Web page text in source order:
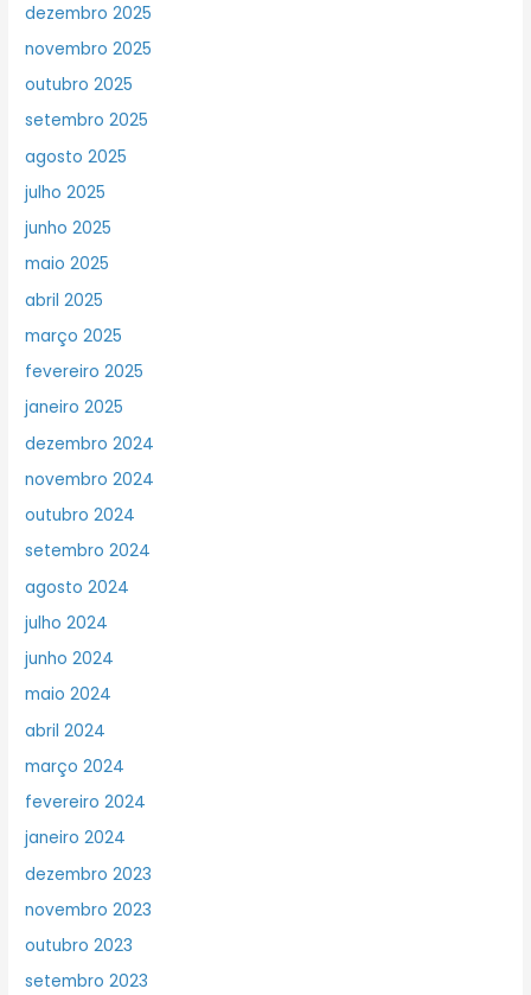
dezembro 2025
novembro 2025
outubro 2025
setembro 2025
agosto 2025
julho 2025
junho 2025
maio 2025
abril 2025
março 2025
fevereiro 2025
janeiro 2025
dezembro 2024
novembro 2024
outubro 2024
setembro 2024
agosto 2024
julho 2024
junho 2024
maio 2024
abril 2024
março 2024
fevereiro 2024
janeiro 2024
dezembro 2023
novembro 2023
outubro 2023
setembro 2023